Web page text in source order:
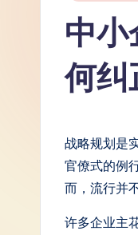
A
m
中
何纠
战略规划是
官僚式的例
而，流行并
许多企业主